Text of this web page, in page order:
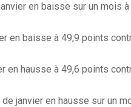
en baisse sur un mois
en baisse à 49,9 points
hausse à 49,6 points
janvier en hausse sur un